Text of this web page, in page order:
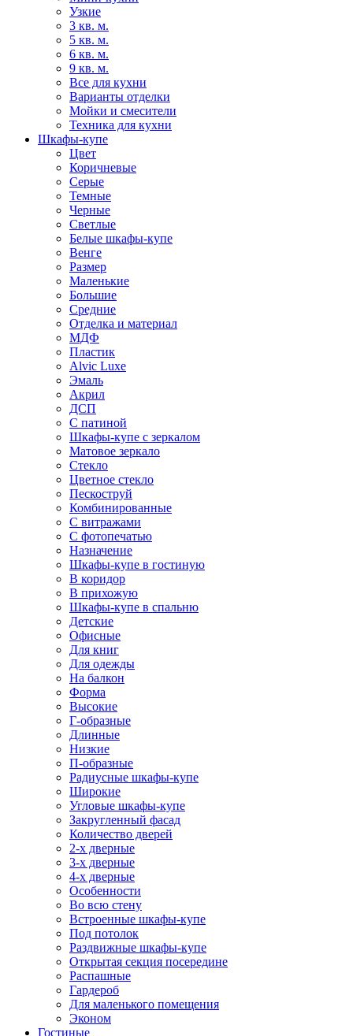
Узкие
3 кв. м.
5 кв. м.
6 кв. м.
9 кв. м.
Все для кухни
Варианты отделки
Мойки и смесители
Техника для кухни
Шкафы-купе
Цвет
Коричневые
Серые
Темные
Черные
Светлые
Белые шкафы-купе
Венге
Размер
Маленькие
Большие
Средние
Отделка и материал
МДФ
Пластик
Alvic Luxe
Эмаль
Акрил
ДСП
С патиной
Шкафы-купе с зеркалом
Матовое зеркало
Стекло
Цветное стекло
Пескоструй
Комбинированные
С витражами
С фотопечатью
Назначение
Шкафы-купе в гостиную
В коридор
В прихожую
Шкафы-купе в спальню
Детские
Офисные
Для книг
Для одежды
На балкон
Форма
Высокие
Г-образные
Длинные
Низкие
П-образные
Радиусные шкафы-купе
Широкие
Угловые шкафы-купе
Закругленный фасад
Количество дверей
2-х дверные
3-х дверные
4-х дверные
Особенности
Во всю стену
Встроенные шкафы-купе
Под потолок
Раздвижные шкафы-купе
Открытая секция посередине
Распашные
Гардероб
Для маленького помещения
Эконом
Гостиные